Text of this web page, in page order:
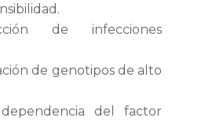
de infecciones
de genotipos de alto
del factor